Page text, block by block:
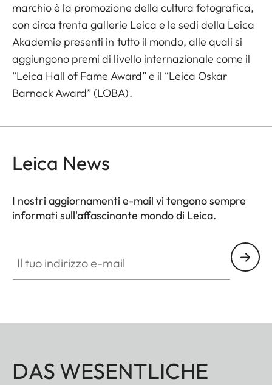
marchio è la promozione della cultura fotografica,
con circa trenta gallerie Leica e le sedi della Leica
Akademie presenti in tutto il mondo, alle quali si
aggiungono premi di livello internazionale come il
“Leica Hall of Fame Award” e il “Leica Oskar
Barnack Award” (LOBA).
Leica News
I nostri aggiornamenti e-mail vi tengono sempre
informati sull'affascinante mondo di Leica.
DAS WESENTLICHE